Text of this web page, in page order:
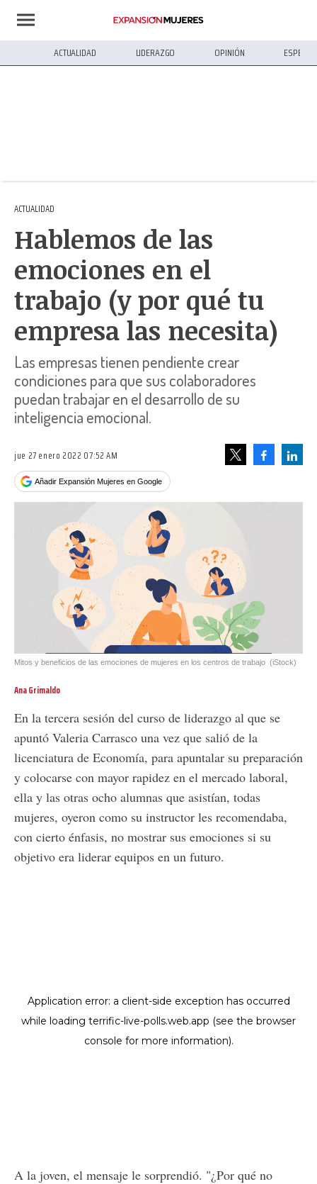
ACTUALIDAD LIDERAZGO OPINIÓN
ACTUALIDAD
Hablemos de las
emociones en el
trabajo (y por qué tu
empresa las necesita)
Las empresas tienen pendiente crear
condiciones para que sus colaboradores
puedan trabajar en el desarrollo de su
inteligencia emocional.
jue 27 enero 2022 07:52 AM
Añadir Expansión Mujeres en Google
Facebook
Mitos y beneficios de las emociones de mujeres en los centros de trabajo (iStock)
Ana Grimaldo
En la tercera sesión del curso de liderazgo al que se
apuntó Valeria Carrasco una vez que salió de la
licenciatura de Economía, para apuntalar su preparación
y colocarse con mayor rapidez en el mercado laboral,
ella y las otras ocho alumnas que asistían, todas
mujeres, oyeron como su instructor les recomendaba,
con cierto énfasis, no mostrar sus emociones si su
objetivo era liderar equipos en un futuro.
A la joven, el mensaje le sorprendió. "¿Por qué no